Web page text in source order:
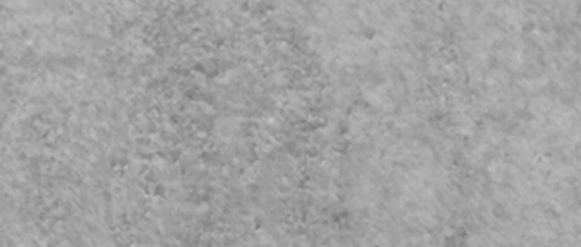
​¥ASK
​小中規模ホール・ライブハウス等
INPUT 32ch以内のライブ録音対応。
別途オーディエンスマイク最大8ch対応。
ProTools(ptx)にで即日納品可能。
​稼働人数 2名~